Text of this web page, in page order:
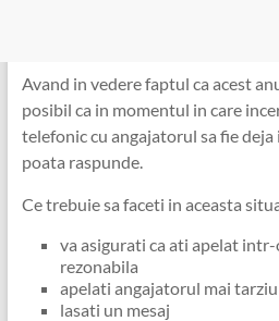
Avand in vedere faptul ca acest
posibil ca in momentul in care
telefonic cu angajatorul sa fie
poata raspunde.
Ce trebuie sa faceti in aceasta
va asigurati ca ati apelat
rezonabila
apelati angajatorul mai tarziu
lasati un mesaj